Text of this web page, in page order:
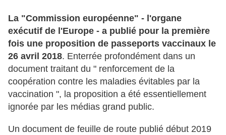
La "Commission européenne" - l'organe
exécutif de l'Europe - a publié pour la première
fois une proposition de passeports vaccinaux le
26 avril 2018. Enterrée profondément dans un
document traitant du " renforcement de la
coopération contre les maladies évitables par la
vaccination ", la proposition a été essentiellement
ignorée par les médias grand public.
Un document de feuille de route publié début 2019